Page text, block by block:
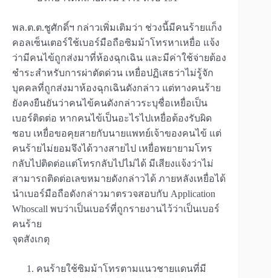
พล.ต.ต.ชูศักดิ์ฯ กล่าวเพิ่มเติมว่า ช่วงนี้มีคนร้ายแก็ง
คอลเซ็นเตอร์ใช้เบอร์มือถือซิมม้าโทรหาเหยื่อ แจ้ง
ว่ามีคนไข้ถูกส่งมาที่ห้องฉุกเฉิน และมีค่าใช้จ่ายต้อง
ชำระสำหรับการผ่าตัดด่วน เหยื่อปฏิเสธว่าไม่รู้จัก
บุคคลที่ถูกส่งมาห้องฉุกเฉินดังกล่าว แต่ทางคนร้าย
ยังคงยืนยันว่าคนไข้คนดังกล่าวระบุชื่อเหยื่อเป็น
เบอร์ติดต่อ หากคนไข้เป็นอะไรไปเหยื่อต้องรับผิด
ชอบ เหยื่อขอคุยสายกับนายแพทย์เจ้าของคนไข้ แต่
คนร้ายไม่ยอมจึงได้วางสายไป เหยื่อพยายามโทร
กลับไปติดต่อแต่โทรกลับไปไม่ได้ มีเสียงแจ้งว่าไม่
สามารถติดต่อเลขหมายดังกล่าวได้ ภายหลังเหยื่อได้
นำเบอร์มือถือดังกล่าวมาตรวจสอบกับ Application
Whoscall พบว่าเป็นเบอร์ที่ถูกรายงานไว้ว่าเป็นเบอร์
คนร้าย
​จุดสังเกตุ
คนร้ายใช้ซิมม้าโทรตามแนวชายแดนที่มี